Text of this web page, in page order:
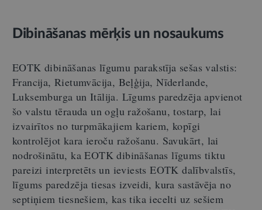
Dibināšanas mērķis un nosaukums
EOTK dibināšanas līgumu parakstīja sešas valstis:
Francija, Rietumvācija, Beļģija, Nīderlande,
Luksemburga un Itālija. Līgums paredzēja apvienot
šo valstu tērauda un ogļu ražošanu, tostarp, lai
izvairītos no turpmākajiem kariem, kopīgi
kontrolējot kara ieroču ražošanu. Savukārt, lai
nodrošinātu, ka EOTK dibināšanas līgums tiktu
pareizi interpretēts un ieviests EOTK dalībvalstīs,
līgums paredzēja tiesas izveidi, kura sastāvēja no
septiņiem tiesnešiem, kas tika iecelti uz sešiem